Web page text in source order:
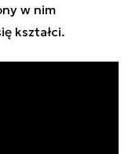
w nim
kształci.